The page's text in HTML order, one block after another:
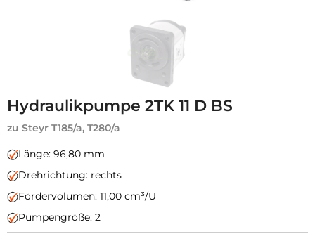
Hydraulikpumpe 2TK 11 D BS
zu Steyr T185/a, T280/a
Länge: 96,80 mm
Drehrichtung: rechts
Fördervolumen: 11,00 cm³/U
Pumpengröße: 2